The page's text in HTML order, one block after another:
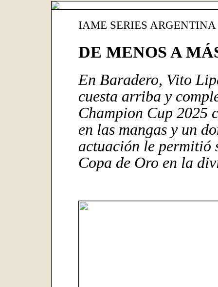
IAME SERIES
DE MENOS A
En Baradero, Vito
cuesta arriba y
Champion Cup 2025
en las mangas y un
actuación le permitió
Copa de Oro en la